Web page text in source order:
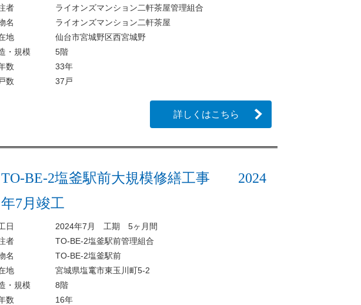
者
ライオンズマンション二軒茶屋管理組合
名
ライオンズマンション二軒茶屋
地
仙台市宮城野区西宮城野
・規模
5階
数
33年
数
37戸
詳しくはこちら
TO-BE-2塩釜駅前大規模修繕工事 2024
年7月竣工
日
2024年7月 工期 5ヶ月間
者
TO-BE-2塩釜駅前管理組合
名
TO-BE-2塩釜駅前
地
宮城県塩竃市東玉川町5-2
・規模
8階
数
16年